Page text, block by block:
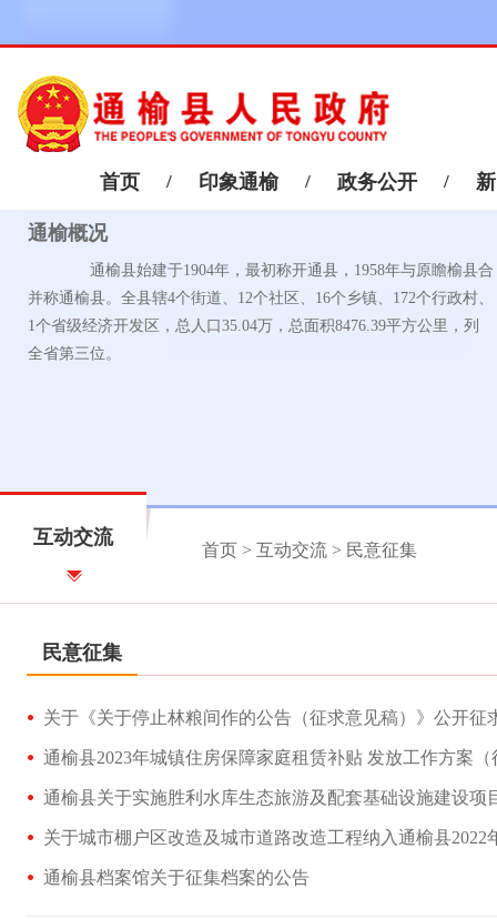
首页 / 印象通榆 / 政务公开 /
通榆概况
通榆县始建于1904年，最初称开通县，1958年与原瞻榆县合
并称通榆县。全县辖4个街道、12个社区、16个乡镇、172个行政村、
1个省级经济开发区，总人口35.04万，总面积8476.39平方公里，列
全省第三位。
互动交流
首页 > 互动交流 > 民意征集
民意征集
关于《关于停止林粮间作的公告（征求意见稿）》公开
通榆县2023年城镇住房保障家庭租赁补贴 发放工作方案
通榆县关于实施胜利水库生态旅游及配套基础设施建设
关于城市棚户区改造及城市道路改造工程纳入通榆县
通榆县档案馆关于征集档案的公告